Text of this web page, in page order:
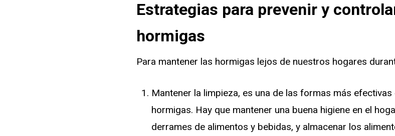
Estrategias para prevenir y
hormigas
Para mantener las hormigas lejos de nuestros hogares
Mantener la limpieza, es una de las formas más
hormigas. Hay que mantener una buena higiene en el
derrames de alimentos y bebidas, y almacenar los